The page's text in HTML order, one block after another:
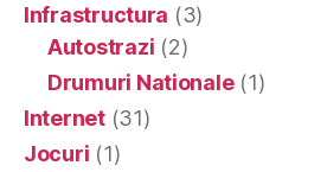
Infrastructura (3)
Autostrazi (2)
Drumuri Nationale(1)
Internet(31)
Jocuri (1)